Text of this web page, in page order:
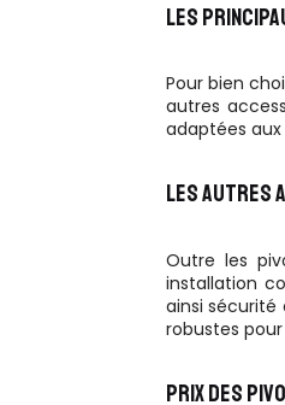
LES
Pour bien
autres
adaptées
LES AUTRES
Outre les
installation
ainsi sécurité
robustes
PRIX DES